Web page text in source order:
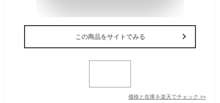
この商品をサイトでみる
価格と在庫を楽天でチェック >>